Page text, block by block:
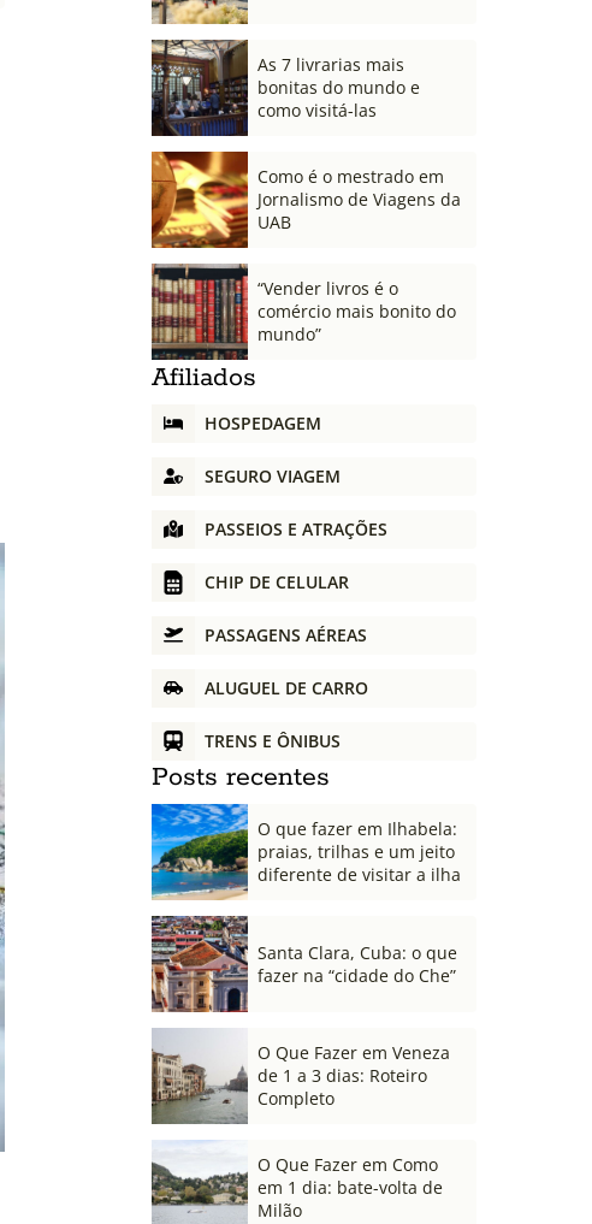
As 7 livrarias mais
bonitas do mundo e
como visitá-las
Como é o mestrado em
Jornalismo de Viagens da
UAB
“Vender livros é o
comércio mais bonito do
mundo”
Afiliados
HOSPEDAGEM
SEGURO VIAGEM
PASSEIOS E ATRAÇÕES
CHIP DE CELULAR
PASSAGENS AÉREAS
ALUGUEL DE CARRO
TRENS E ÔNIBUS
Posts recentes
O que fazer em Ilhabela:
praias, trilhas e um jeito
diferente de visitar a ilha
Santa Clara, Cuba: o que
fazer na “cidade do Che”
O Que Fazer em Veneza
de 1 a 3 dias: Roteiro
Completo
O Que Fazer em Como
em 1 dia: bate-volta de
Milão